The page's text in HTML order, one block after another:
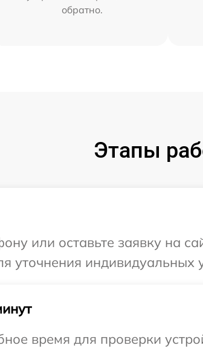
обратно.
Этапы
или оставьте заявку на
уточнения
время для проверки